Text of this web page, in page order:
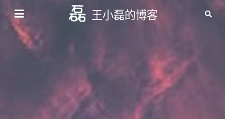
王小磊的博客